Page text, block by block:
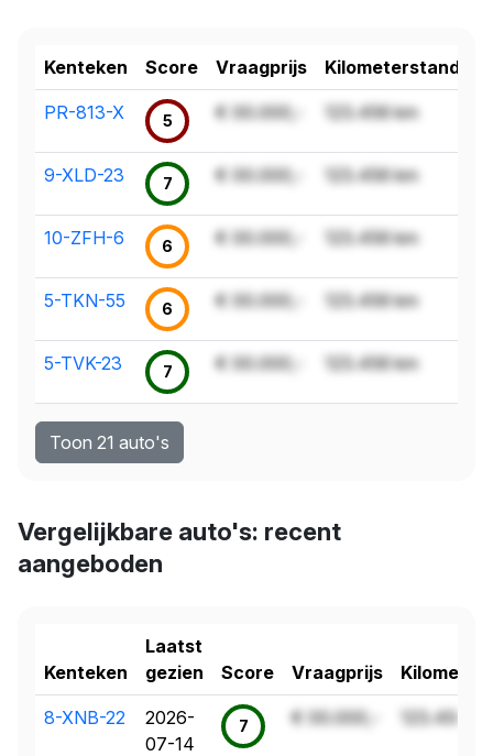
Kenteken Score Vraagprijs Kilometerstand
PR-813-X 5 € 00.000,- 123.456 km
9-XLD-23 7 € 00.000,- 123.456 km
10-ZFH-6 6 € 00.000,- 123.456 km
5-TKN-55 6 € 00.000,- 123.456 km
5-TVK-23 7 € 00.000,- 123.456 km
Toon 21 auto's
Vergelijkbare auto's: recent
aangeboden
Kenteken
Laatst
gezien
Score Vraagprijs
8-XNB-22
2026-
07-14
7 € 00.000,- 123.456 km